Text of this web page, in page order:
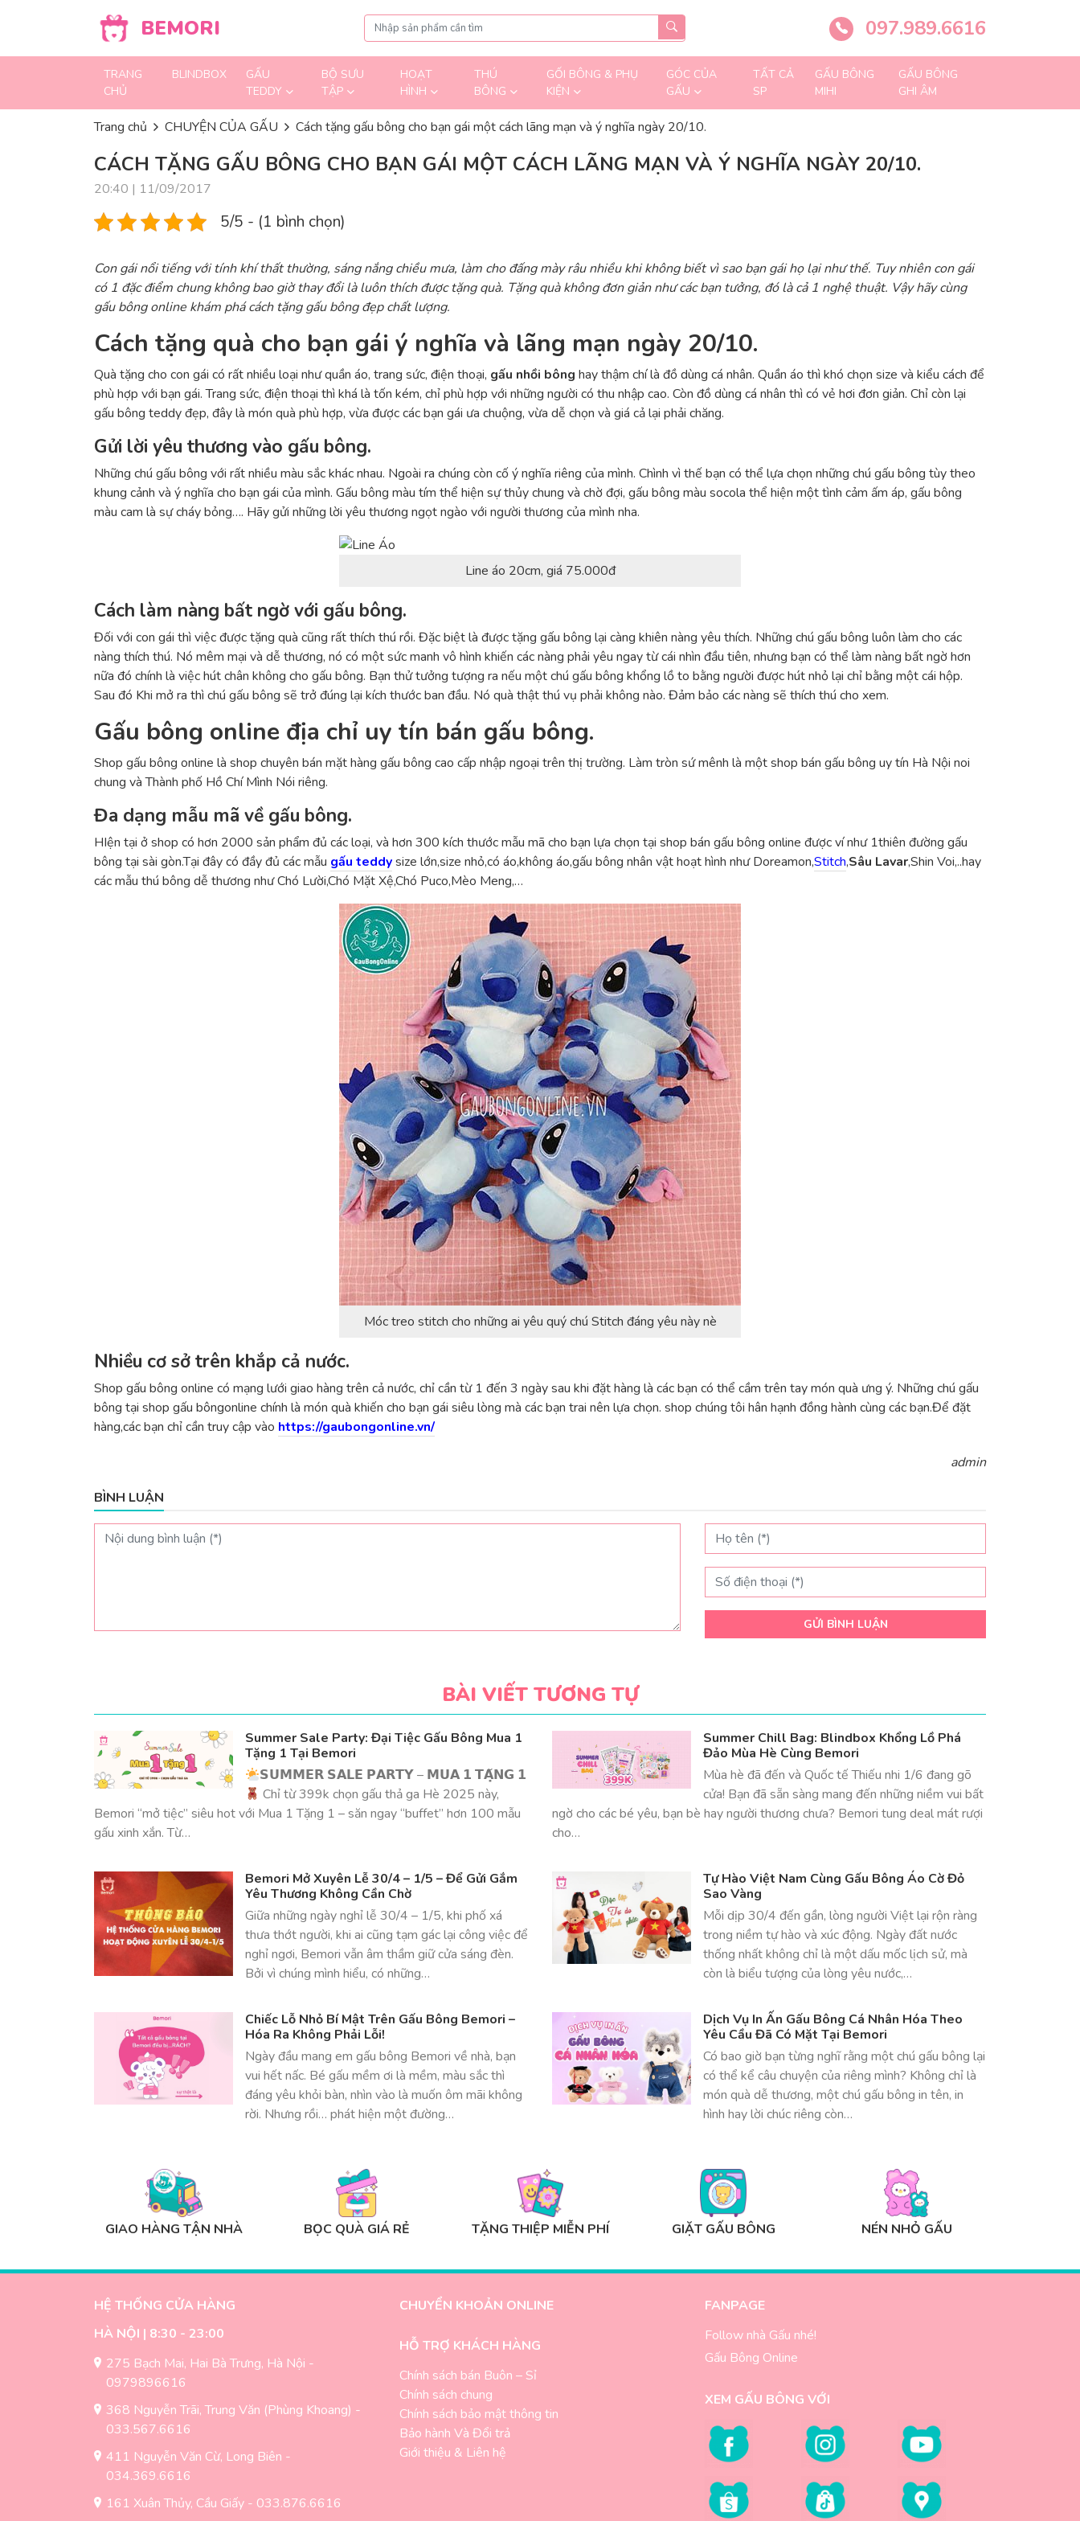
BEMORI 097.989.6616
TRANG
CHỦ
BLINDBOX
GẤU
TEDDY
BỘ SƯU
TẬP
HOẠT
HÌNH
THÚ
BÔNG
GỐI BÔNG & PHỤ
KIỆN
GÓC CỦA
GẤU
TẤT CẢ
SP
GẤU BÔNG
MIHI
GẤU BÔNG
GHI ÂM
Trang chủ CHUYỆN CỦA GẤU Cách tặng gấu bông cho bạn gái một cách lãng mạn và ý nghĩa ngày 20/10.
CÁCH TẶNG GẤU BÔNG CHO BẠN GÁI MỘT CÁCH LÃNG MẠN VÀ Ý NGHĨA NGÀY 20/10.
20:40 | 11/09/2017
5/5 - (1 bình chọn)
Con gái nổi tiếng với tính khí thất thường, sáng nắng chiều mưa, làm cho đấng mày râu nhiều khi không biết vì sao bạn gái họ lại như thế. Tuy nhiên con gái
có 1 đặc điểm chung không bao giờ thay đổi là luôn thích được tặng quà. Tặng quà không đơn giản như các bạn tưởng, đó là cả 1 nghệ thuật. Vậy hãy cùng
gấu bông online khám phá cách tặng gấu bông đẹp chất lượng.
Cách tặng quà cho bạn gái ý nghĩa và lãng mạn ngày 20/10.
Quà tặng cho con gái có rất nhiều loại như quần áo, trang sức, điện thoại, gấu nhồi bông hay thậm chí là đồ dùng cá nhân. Quần áo thì khó chọn size và kiểu cách để
phù hợp với bạn gái. Trang sức, điện thoại thì khá là tốn kém, chỉ phù hợp với những người có thu nhập cao. Còn đồ dùng cá nhân thì có vẻ hơi đơn giản. Chỉ còn lại
gấu bông teddy đẹp, đây là món quà phù hợp, vừa được các bạn gái ưa chuộng, vừa dễ chọn và giá cả lại phải chăng.
Gửi lời yêu thương vào gấu bông.
Những chú gấu bông với rất nhiều màu sắc khác nhau. Ngoài ra chúng còn cố ý nghĩa riêng của mình. Chình vì thế bạn có thể lựa chọn những chú gấu bông tùy theo
khung cảnh và ý nghĩa cho bạn gái của mình. Gấu bông màu tím thể hiện sự thủy chung và chờ đợi, gấu bông màu socola thể hiện một tình cảm ấm áp, gấu bông
màu cam là sự cháy bỏng…. Hãy gửi những lời yêu thương ngọt ngào với người thương của mình nha.
Line áo 20cm, giá 75.000đ
Cách làm nàng bất ngờ với gấu bông.
Đối với con gái thì việc được tặng quà cũng rất thích thú rồi. Đặc biệt là được tặng gấu bông lại càng khiên nàng yêu thích. Những chú gấu bông luôn làm cho các
nàng thích thú. Nó mêm mại và dễ thương, nó có một sức manh vô hình khiến các nàng phải yêu ngay từ cái nhìn đầu tiên, nhưng bạn có thể làm nàng bất ngờ hơn
nữa đó chính là việc hút chân không cho gấu bông. Bạn thử tưởng tượng ra nếu một chú gấu bông khổng lồ to bằng người được hút nhỏ lại chỉ bằng một cái hộp.
Sau đó Khi mở ra thì chú gấu bông sẽ trở đúng lại kích thước ban đầu. Nó quà thật thú vụ phải không nào. Đảm bảo các nàng sẽ thích thú cho xem.
Gấu bông online địa chỉ uy tín bán gấu bông.
Shop gấu bông online là shop chuyên bán mặt hàng gấu bông cao cấp nhập ngoại trên thị trường. Làm tròn sứ mênh là một shop bán gấu bông uy tín Hà Nội noi
chung và Thành phố Hồ Chí Mình Nói riêng.
Đa dạng mẫu mã về gấu bông.
HIện tại ở shop có hơn 2000 sản phẩm đủ các loại, và hơn 300 kích thước mẫu mã cho bạn lựa chọn tại shop bán gấu bông online được ví như 1thiên đường gấu
bông tại sài gòn.Tại đây có đầy đủ các mẫu gấu teddysize lớn,size nhỏ,có áo,không áo,gấu bông nhân vật hoạt hình như Doreamon,Stitch,Sâu Lavar,Shin Voi,..hay
các mẫu thú bông dễ thương như Chó Lười,Chó Mặt Xệ,Chó Puco,Mèo Meng,…
Móc treo stitch cho những ai yêu quý chú Stitch đáng yêu này nè
Nhiều cơ sở trên khắp cả nước.
Shop gấu bông online có mạng lưới giao hàng trên cả nước, chỉ cần từ 1 đến 3 ngày sau khi đặt hàng là các bạn có thể cầm trên tay món quà ưng ý. Những chú gấu
bông tại shop gấu bôngonline chính là món quà khiến cho bạn gái siêu lòng mà các bạn trai nên lựa chọn. shop chúng tôi hân hạnh đồng hành cùng các bạn.Để đặt
hàng,các bạn chỉ cần truy cập vào https://gaubongonline.vn/
admin
BÌNH LUẬN
GỬI BÌNH LUẬN
BÀI VIẾT TƯƠNG TỰ
Summer Sale Party: Đại Tiệc Gấu Bông Mua 1
Tặng 1 Tại Bemori
𝗦𝗨𝗠𝗠𝗘𝗥 𝗦𝗔𝗟𝗘 𝗣𝗔𝗥𝗧𝗬 – 𝗠𝗨𝗔 𝟭 𝗧𝗔̣̆𝗡𝗚 𝟭
Chỉ từ 399k chọn gấu thả ga Hè 2025 này,
Bemori “mở tiệc” siêu hot với Mua 1 Tặng 1 – săn ngay “buffet” hơn 100 mẫu
gấu xinh xắn. Từ…
Summer Chill Bag: Blindbox Khổng Lồ Phá
Đảo Mùa Hè Cùng Bemori
Mùa hè đã đến và Quốc tế Thiếu nhi 1/6 đang gõ
cửa! Bạn đã sẵn sàng mang đến những niềm vui bất
ngờ cho các bé yêu, bạn bè hay người thương chưa? Bemori tung deal mát rượi
cho…
Bemori Mở Xuyên Lễ 30/4 – 1/5 – Để Gửi Gắm
Yêu Thương Không Cần Chờ
Giữa những ngày nghỉ lễ 30/4 – 1/5, khi phố xá
thưa thớt người, khi ai cũng tạm gác lại công việc để
nghỉ ngơi, Bemori vẫn âm thầm giữ cửa sáng đèn.
Bởi vì chúng mình hiểu, có những…
Tự Hào Việt Nam Cùng Gấu Bông Áo Cờ Đỏ
Sao Vàng
Mỗi dịp 30/4 đến gần, lòng người Việt lại rộn ràng
trong niềm tự hào và xúc động. Ngày đất nước
thống nhất không chỉ là một dấu mốc lịch sử, mà
còn là biểu tượng của lòng yêu nước,…
Chiếc Lỗ Nhỏ Bí Mật Trên Gấu Bông Bemori –
Hóa Ra Không Phải Lỗi!
Ngày đầu mang em gấu bông Bemori về nhà, bạn
vui hết nấc. Bé gấu mềm ơi là mềm, màu sắc thì
đáng yêu khỏi bàn, nhìn vào là muốn ôm mãi không
rời. Nhưng rồi… phát hiện một đường…
Dịch Vụ In Ấn Gấu Bông Cá Nhân Hóa Theo
Yêu Cầu Đã Có Mặt Tại Bemori
Có bao giờ bạn từng nghĩ rằng một chú gấu bông lại
có thể kể câu chuyện của riêng mình? Không chỉ là
món quà dễ thương, một chú gấu bông in tên, in
hình hay lời chúc riêng còn…
GIAO HÀNG TẬN NHÀ BỌC QUÀ GIÁ RẺ TẶNG THIỆP MIỄN PHÍ GIẶT GẤU BÔNG NÉN NHỎ GẤU
HỆ THỐNG CỬA HÀNG
HÀ NỘI | 8:30 - 23:00
275 Bạch Mai, Hai Bà Trưng, Hà Nội -
0979896616
368 Nguyễn Trãi, Trung Văn (Phùng Khoang) -
033.567.6616
411 Nguyễn Văn Cừ, Long Biên -
034.369.6616
161 Xuân Thủy, Cầu Giấy - 033.876.6616
CHUYỂN KHOẢN ONLINE
HỖ TRỢ KHÁCH HÀNG
Chính sách bán Buôn – Sỉ
Chính sách chung
Chính sách bảo mật thông tin
Bảo hành Và Đổi trả
Giới thiệu & Liên hệ
FANPAGE
Follow nhà Gấu nhé!
Gấu Bông Online
XEM GẤU BÔNG VỚI